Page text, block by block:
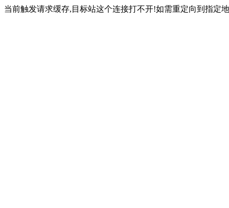
当前触发请求缓存,目标站这个连接打不开!如需重定向到指定